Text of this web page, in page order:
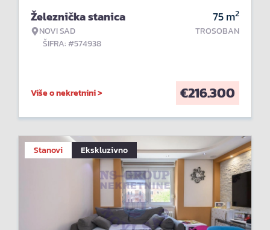
Železnička stanica
NOVI SAD
ŠIFRA: #574938
75m2
TROSOBAN
Više o nekretnini > €216.300
Stanovi Ekskluzivno